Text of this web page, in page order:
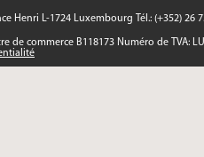
Henri L-1724 Luxembourg Tél.: (+352) 26
de commerce B118173 Numéro de TVA: